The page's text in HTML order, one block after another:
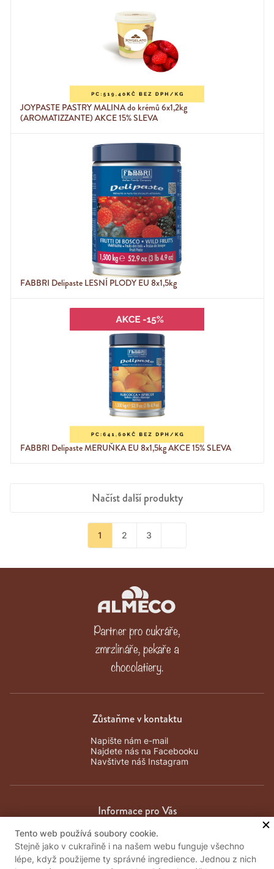
JOYPASTE PASTRY MALINA do krémů 6x1,2kg
(AROMATIZZANTE) AKCE 15% SLEVA
FABBRI Delipaste LESNÍ PLODY EU 8x1,5kg
FABBRI Delipaste MERUŇKA EU 8x1,5kg AKCE 15% SLEVA
Načíst další produkty
1 2 3
Zůstaňme v kontaktu
Napište nám e-mail
Najdete nás na Facebooku
Navštivte náš Instagram
Informace pro Vás
Obchodní podmínky
Zpracování osobních údajů
Kontakty
Tento web používá soubory cookie.
Stejně jako v cukrařině i na našem webu funguje všechno
lépe, když použijeme ty správné ingredience. Jednou z nich